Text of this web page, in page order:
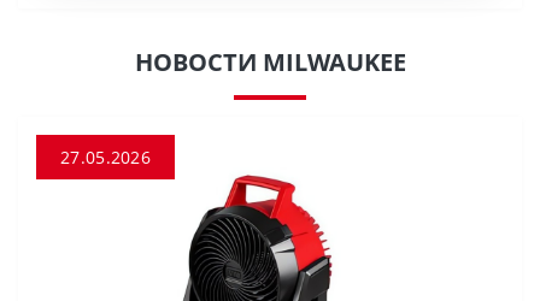
НОВОСТИ MILWAUKEE
27.05.2026